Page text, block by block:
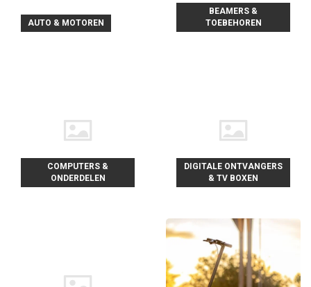
AUTO & MOTOREN
BEAMERS &
TOEBEHOREN
COMPUTERS &
ONDERDELEN
DIGITALE ONTVANGERS
& TV BOXEN